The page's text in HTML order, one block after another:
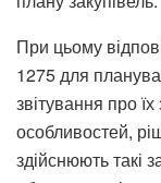
При цьому
1275 для
звітування про
особливостей,
здійснюють такі